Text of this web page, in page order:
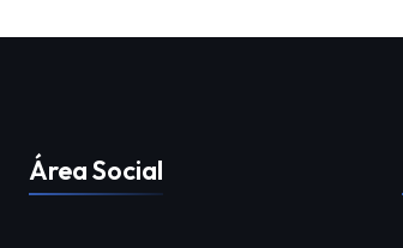
Área Social